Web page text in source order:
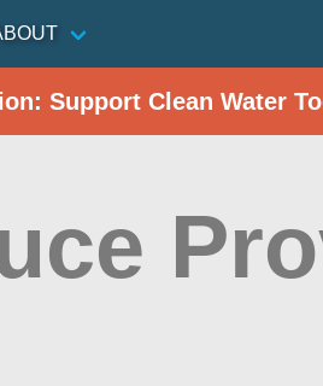
Support Clean Water